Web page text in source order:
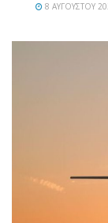
8 ΑΥΓΟΎΣΤΟΥ